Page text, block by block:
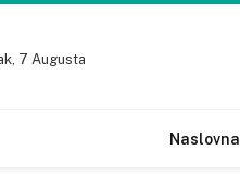
7 Augusta
Naslovna